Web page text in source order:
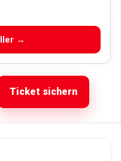
→
Ticket sichern